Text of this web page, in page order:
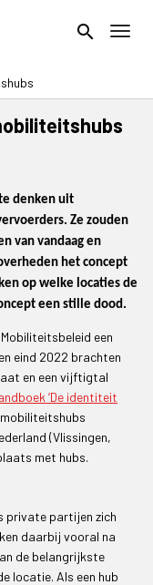
search
denken uit
Ze zouden
van vandaag en
het concept
op welke locaties de
een stille dood.
een
en eind 2022 brachten
en een vijftigtal
‘De identiteit
(Vlissingen,
met hubs.
private partijen zich
daarbij vooral na
de belangrijkste
locatie. Als een hub